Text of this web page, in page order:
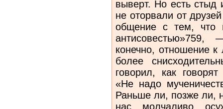
выверт. Но есть стыд
не оторвали от
общение с тем, что
конечно, отношение
более
говорил, как
«Не надо
Раньше ли, позже ли,
нас молчаливо